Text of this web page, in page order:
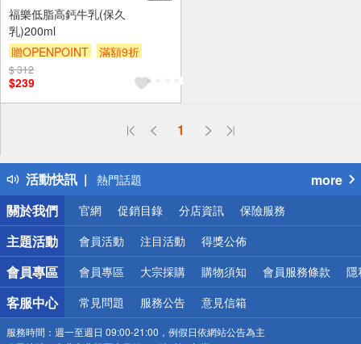
福樂低脂高鈣牛乳(保久
乳)200ml
贈OPENPOINT
滿額9折
贈$200
$ 312
$239
1
活動快訊
偏遠地區配送
得獎公告
熱門話題
銀行優惠
偏遠地區配送
詐騙網頁！請小心！
more
關於我們
官網 促銷目錄 分店資訊 保險服務
主題活動 會員活動 注目活動 得獎公佈
會員專區 會員專區 大宗採購 購物須知 會員服務條款 隱
客服中心 常見問題 服務公告 意見信箱
服務時間： 週一至週日 09:00-21:00，例假日依網站公告為主